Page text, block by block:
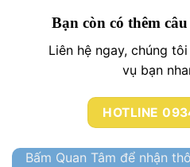
Bạn còn có thêm
Liên hệ ngay, chúng
vụ bạn
HOTLINE
Bấm Quan Tâm để nhận